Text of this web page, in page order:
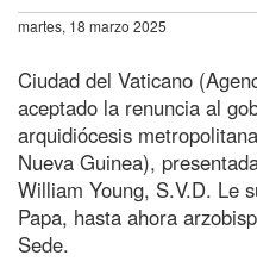
martes, 18 marzo 2025
Ciudad del Vaticano
aceptado la renuncia al
arquidiócesis
Nueva Guinea),
William Young, S.V.D. Le
Papa, hasta ahora
Sede.